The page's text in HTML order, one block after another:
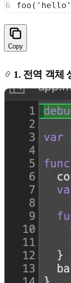
foo ( 'hello'
Copy
1. 전역 객체